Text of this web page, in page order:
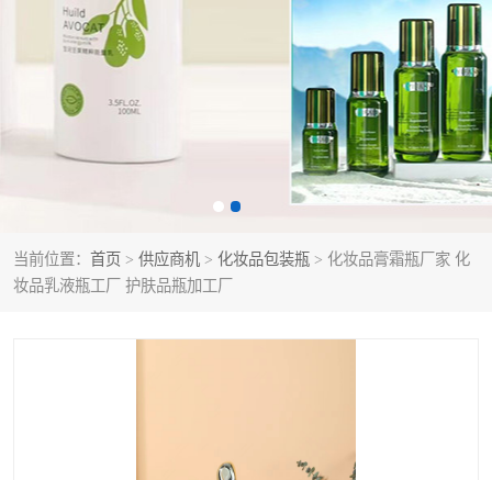
当前位置： 首页 > 供应商机 > 化妆品包装瓶 > 化妆品膏霜瓶厂家 化
妆品乳液瓶工厂 护肤品瓶加工厂
拉管瓶